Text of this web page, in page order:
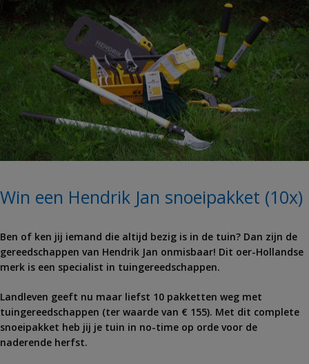
Win een Hendrik Jan snoeipakket (10x)
Ben of ken jij iemand die altijd bezig is in de tuin? Dan zijn de
gereedschappen van Hendrik Jan onmisbaar! Dit oer-Hollandse
merk is een specialist in tuingereedschappen.
Landleven geeft nu maar liefst 10 pakketten weg met
tuingereedschappen (ter waarde van € 155). Met dit complete
snoeipakket heb jij je tuin in no-time op orde voor de
naderende herfst.